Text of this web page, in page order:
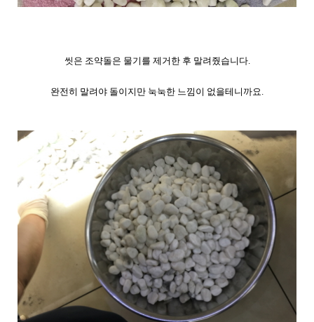
씻은 조약돌은 물기를 제거한 후 말려줬습니다.
완전히 말려야 돌이지만 눅눅한 느낌이 없을테니까요.